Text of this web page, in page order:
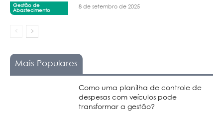
Gestão de
Abastecimento
8 de setembro de 2025
Mais Populares
Como uma planilha de controle de
despesas com veículos pode
transformar a gestão?